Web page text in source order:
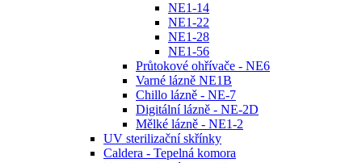
NE1-14
NE1-22
NE1-28
NE1-56
Průtokové ohřívače - NE6
Varné lázně NE1B
Chillo lázně - NE-7
Digitální lázně - NE-2D
Mělké lázně - NE1-2
UV sterilizační skřínky
Caldera - Tepelná komora